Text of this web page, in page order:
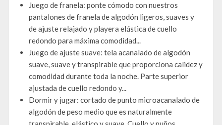
Juego de franela: ponte cómodo con nuestros
pantalones de franela de algodón ligeros, suaves y
de ajuste relajado y playera elástica de cuello
redondo para máxima comodidad...
Juego de ajuste suave: tela acanalado de algodón
suave, suave y transpirable que proporciona calidez y
comodidad durante toda la noche. Parte superior
ajustada de cuello redondo y...
Dormir y jugar: cortado de punto microacanalado de
algodón de peso medio que es naturalmente